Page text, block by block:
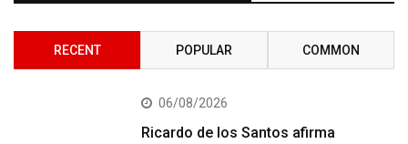
RECENT POPULAR COMMON
06/08/2026
Ricardo de los Santos afirma